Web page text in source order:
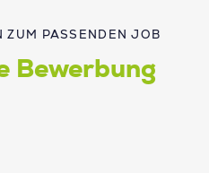
ZUM PASSENDEN JOB
Bewerbung